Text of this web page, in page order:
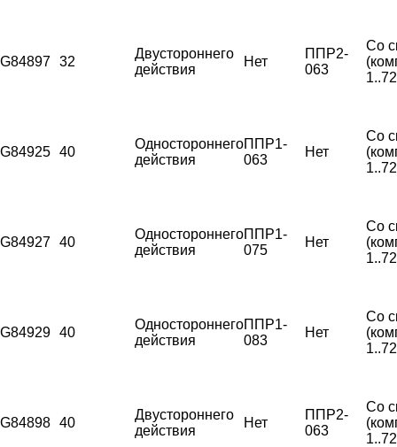
G84897 32
Двустороннего
действия
Нет
ППР2-
063
Со
G84925 40
Одностороннего
действия
ППР1-
063
Нет
Со
G84927 40
Одностороннего
действия
ППР1-
075
Нет
Со
G84929 40
Одностороннего
действия
ППР1-
083
Нет
Со
G84898 40
Двустороннего
действия
Нет
ППР2-
063
Со